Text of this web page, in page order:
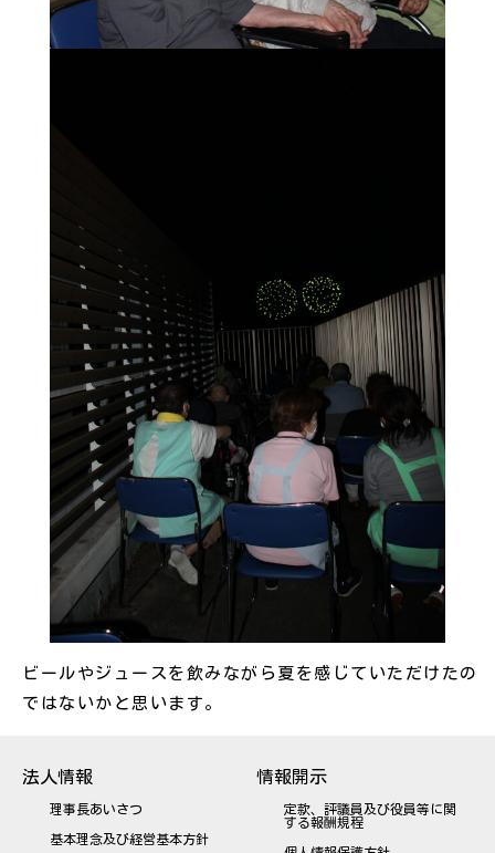
ビールやジュースを飲みながら夏を感じていただけたの
ではないかと思います。
法人情報
理事長あいさつ
基本理念及び経営基本方針
情報開示
定款、評議員及び役員等に関
する報酬規程